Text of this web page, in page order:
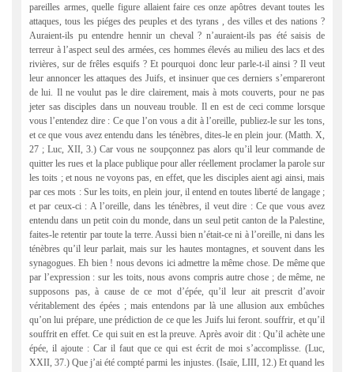
pareilles armes, quelle figure allaient faire ces onze apôtres devant toutes les
attaques, tous les piéges des peuples et des tyrans , des villes et des nations ?
Auraient-ils pu entendre hennir un cheval ? n’auraient-ils pas été saisis de
terreur à l’aspect seul des armées, ces hommes élevés au milieu des lacs et des
rivières, sur de frêles esquifs ? Et pourquoi donc leur parle-t-il ainsi ? Il veut
leur annoncer les attaques des Juifs, et insinuer que ces derniers s’empareront
de lui. Il ne voulut pas le dire clairement, mais à mots couverts, pour ne pas
jeter sas disciples dans un nouveau trouble. Il en est de ceci comme lorsque
vous l’entendez dire : Ce que l’on vous a dit à l’oreille, publiez-le sur les tons,
et ce que vous avez entendu dans les ténèbres, dites-le en plein jour. (Matth. X,
27 ; Luc, XII, 3.) Car vous ne soupçonnez pas alors qu’il leur commande de
quitter les rues et la place publique pour aller réellement proclamer la parole sur
les toits ; et nous ne voyons pas, en effet, que les disciples aient agi ainsi, mais
par ces mots : Sur les toits, en plein jour, il entend en toutes liberté de langage ;
et par ceux-ci : A l’oreille, dans les ténèbres, il veut dire : Ce que vous avez
entendu dans un petit coin du monde, dans un seul petit canton de la Palestine,
faites-le retentir par toute la terre. Aussi bien n’était-ce ni à l’oreille, ni dans les
ténèbres qu’il leur parlait, mais sur les hautes montagnes, et souvent dans les
synagogues. Eh bien ! nous devons ici admettre la même chose. De même que
par l’expression : sur les toits, nous avons compris autre chose ; de même, ne
supposons pas, à cause de ce mot d’épée, qu’il leur ait prescrit d’avoir
véritablement des épées ; mais entendons par là une allusion aux embûches
qu’on lui prépare, une prédiction de ce que les Juifs lui feront. souffrir, et qu’il
souffrit en effet. Ce qui suit en est la preuve. Après avoir dit : Qu’il achète une
épée, il ajoute : Car il faut que ce qui est écrit de moi s’accomplisse. (Luc,
XXII, 37.) Que j’ai été compté parmi les injustes. (Isaïe, LIII, 12.) Et quand les